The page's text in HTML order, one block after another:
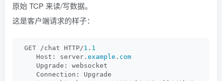
原始 TCP 来读/写数据。
这是客户端请求的样子：
GET /chat HTTP/1 . 1
    Host: server.
example . com
    Upgrade: websocket
    Connection: Upgrade